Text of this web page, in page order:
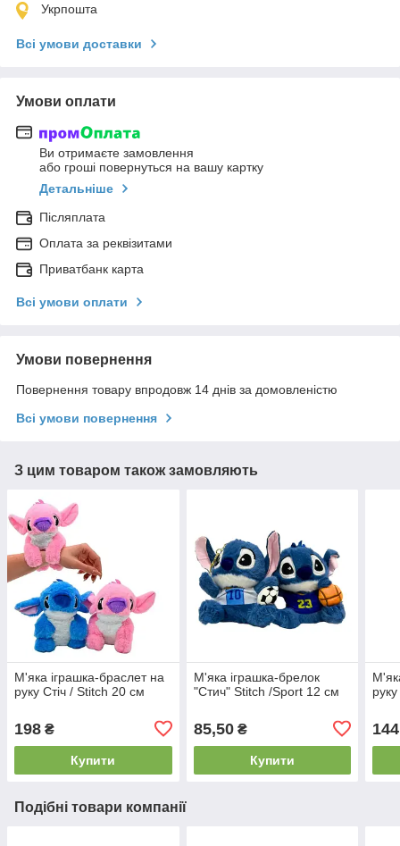
Укрпошта
Всі умови доставки
Умови оплати
Ви отримаєте замовлення
або гроші повернуться на вашу картку
Детальніше
Післяплата
Оплата за реквізитами
Приватбанк карта
Всі умови оплати
Умови повернення
Повернення товару впродовж 14 днів за домовленістю
Всі умови повернення
З цим товаром також замовляють
М'яка іграшка-браслет на
руку Стіч / Stitch 20 см
198 ₴
Купити
М'яка іграшка-брелок
"Стич" Stitch /Sport 12 см
85,50₴
Купити
144
Подібні товари компанії